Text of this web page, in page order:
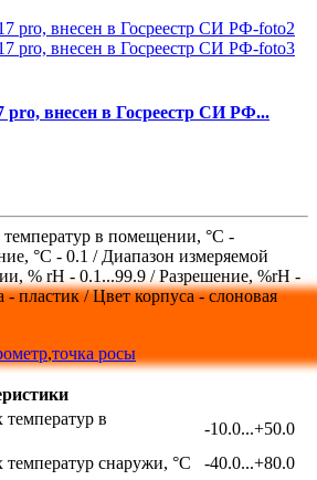
pro, внесен в Госреестр СИ РФ...
в помещении, °С -
°С - 0.1 / Диапазон измеряемой
% rH - 0.1...99.9 / Разрешение, %rH -
пластик / Цвет корпуса - слоновая
,точка росы
в
-10.0...+50.0
снаружи, °С
-40.0...+80.0